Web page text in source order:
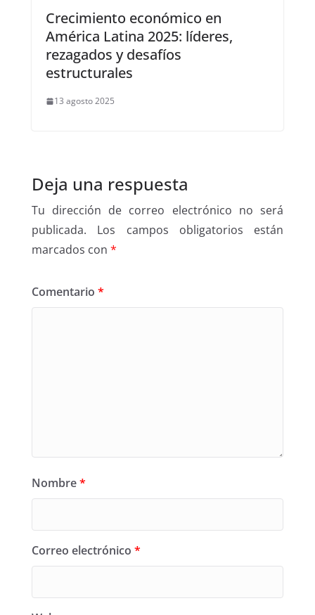
Crecimiento económico en
América Latina 2025: líderes,
rezagados y desafíos
estructurales
13 agosto 2025
Deja una respuesta
Tu dirección de correo electrónico no será
publicada.
Los campos obligatorios están
marcados con *
Comentario *
Nombre*
Correo electrónico *